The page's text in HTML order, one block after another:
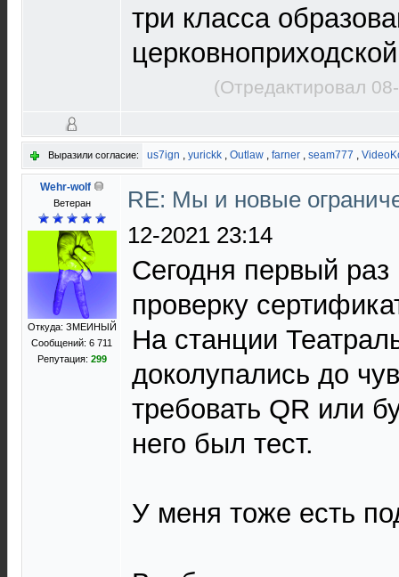
три класса
(Отредактировал
Выразили согласие: us7ign , yurickk , Outlaw , farner , seam777 ,
Wehr-wolf
Ветеран
Откуда: ЗМЕИНЫЙ
Сообщений: 6 711
Репутация: 299
RE: Мы и новые
12-2021 23:14
Сегодня первый
проверку
На станции
доколупались до
требовать QR или
него был тест.
У меня тоже есть